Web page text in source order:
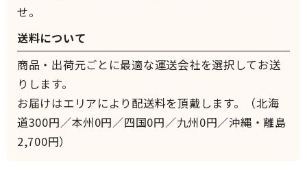
せ。
送料について
商品・出荷元ごとに最適な運送会社を選択してお送
りします。
お届けはエリアにより配送料を頂戴します。（北海
道300円／本州0円／四国0円／九州0円／沖縄・離島
2,700円）